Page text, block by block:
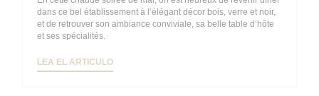
dans ce bel établissement à l’élégant décor bois, verre et noir,
et de retrouver son ambiance conviviale, sa belle table d’hôte
et ses spécialités.
LEA EL ARTICULO((ABRE EN UNA NUEVA VENTANA))